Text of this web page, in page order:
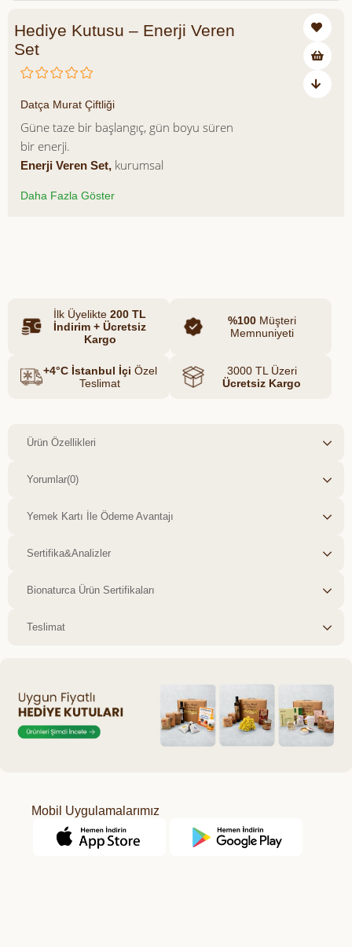
Hediye Kutusu – Enerji Veren
Set
Datça Murat Çiftliği
Güne taze bir başlangıç, gün boyu süren
bir enerji.
Enerji Veren Set, kurumsal
aynı zamanda zindelik ve motivasyonu
önemseyen ekipler ve aktif yaşamı
destekleyen firmalar için ideal bir
Daha Fazla Göster
İlk Üyelikte 200 TL
İndirim + Ücretsiz
Kargo
%100Müşteri
Memnuniyeti
+4°C İstanbul İçi Özel
Teslimat
3000 TL Üzeri
Ücretsiz Kargo
Ürün Özellikleri
Yorumlar(0)
Yemek Kartı İle Ödeme Avantajı
Sertifika&Analizler
Bionaturca Ürün Sertifikaları
Teslimat
Mobil Uygulamalarımız